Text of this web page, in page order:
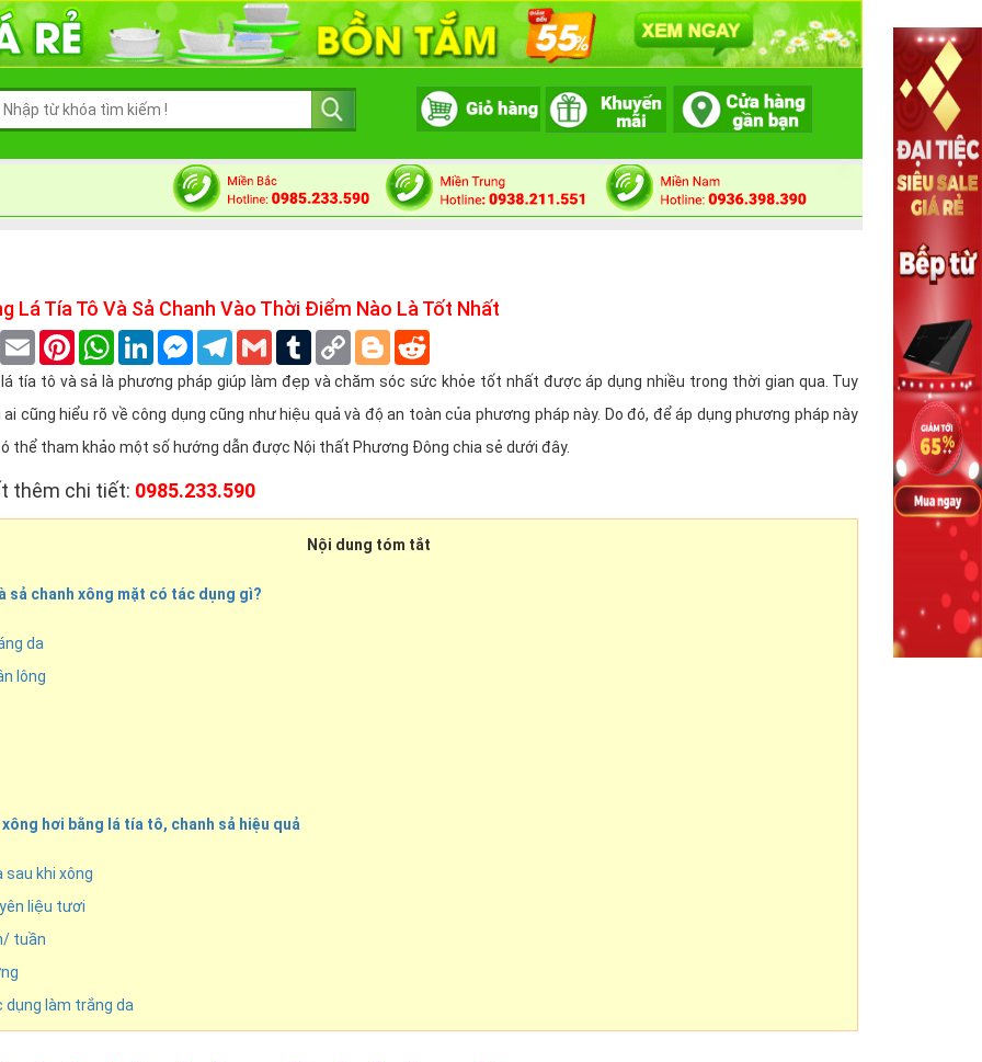
Lá Tía Tô Và Sả Chanh Vào Thời Điểm Nào Là Tốt Nhất
TwitterEmail PinterestWhatsAppLinkedInMessengerTelegram
Gmail TumblrCopy
Link
Blogger
tía tô và sả là phương pháp giúp làm đẹp và chăm sóc sức khỏe tốt nhất được áp dụng nhiều trong thời gian qua. Tuy
ai cũng hiểu rõ về công dụng cũng như hiệu quả và độ an toàn của phương pháp này. Do đó, để áp dụng phương pháp này
thể tham khảo một số hướng dẫn được Nội thất Phương Đông chia sẻ dưới đây.
thêm chi tiết: 0985.233.590
Nội dung tóm tắt
sả chanh xông mặt có tác dụng gì?
da
lông
hơi bằng lá tía tô, chanh sả hiệu quả
sau khi xông
liệu tươi
tuần
dụng làm trắng da